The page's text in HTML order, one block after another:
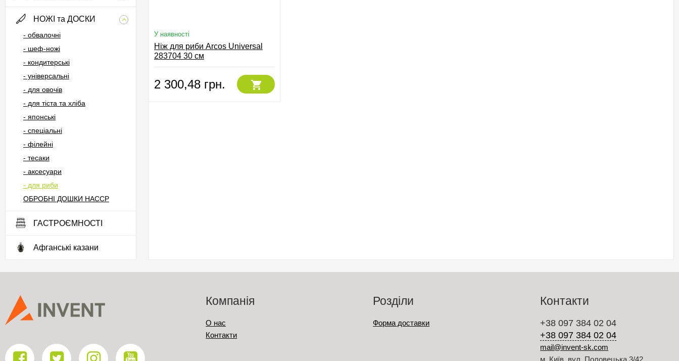
НОЖІ та ДОСКИ
- обвалочні
- шеф-ножі
- кондитерські
- універсальні
- для овочів
- для тіста та хліба
- японські
- спеціальні
- філейні
- тесаки
- аксесуари
- для риби
ОБРОБНІ ДОШКИ HACCP
ГАСТРОЄМНОСТІ
Афганські казани
У наявності
Ніж для риби Arcos Universal
283704 30 см
2 300,48 грн.
Компанія
О нас
Контакти
Розділи
Форма доставки
Контакти
+38 097 384 02 04
+38 097 384 02 04
mail@invent-sk.com
м. Київ, вул. Половецька 3/42